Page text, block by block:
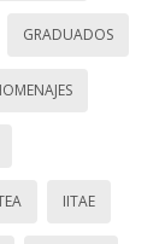
GRADUADOS
IITAE